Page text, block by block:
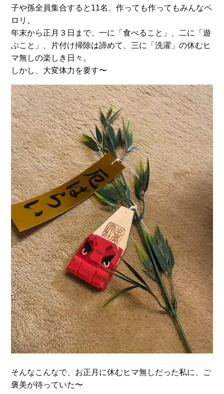
子や孫全員集合すると11名、作っても作ってもみんなペ
ロリ。
年末から正月３日まで、一に「食べること」、二に「遊
ぶこと」、片付け掃除は諦めて、三に「洗濯」の休むヒ
マ無しの楽しき日々。
しかし、大変体力を要す〜
そんなこんなで、お正月に休むヒマ無しだった私に、ご
褒美が待っていた〜